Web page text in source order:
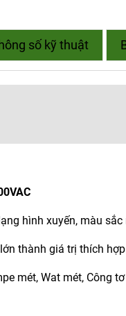
số kỹ thuật
hình xuyến, màu
thành giá trị thích
mét, Wat mét, Công